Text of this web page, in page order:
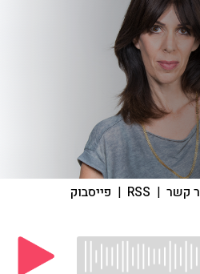
קשר |
RSS
| פייסבוק